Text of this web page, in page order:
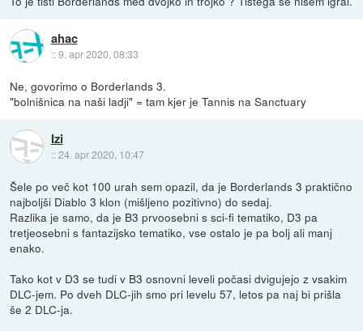
ahac
::9. apr 2020, 08:33
Ne, govorimo o Borderlands 3.
"bolnišnica na naši ladji" = tam kjer je Tannis na Sanctuary
Izi
::24. apr 2020, 10:47
Šele po več kot 100 urah sem opazil, da je Borderlands 3 praktično
najboljši Diablo 3 klon (mišljeno pozitivno) do sedaj.
Razlika je samo, da je B3 prvoosebni s sci-fi tematiko, D3 pa
tretjeosebni s fantazijsko tematiko, vse ostalo je pa bolj ali manj
enako.
Tako kot v D3 se tudi v B3 osnovni leveli počasi dvigujejo z vsakim
DLC-jem. Po dveh DLC-jih smo pri levelu 57, letos pa naj bi prišla
še 2 DLC-ja.